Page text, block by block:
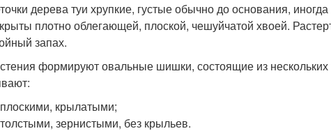
дерева туи хрупкие, густые обычно до основания,
плотно облегающей, плоской, чешуйчатой хвоей.
запах.
формируют овальные шишки, состоящие из
плоскими, крылатыми;
толстыми, зернистыми, без крыльев.